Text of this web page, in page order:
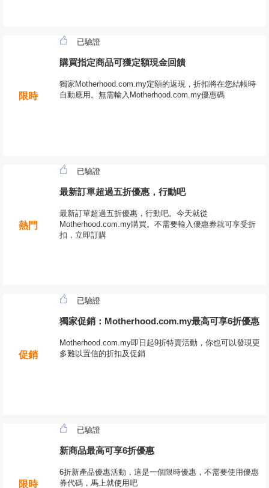
限時
已驗證
購買指定商品可獲定額現金回饋
獨家Motherhood.com.my定額的返現，折扣將在您結帳時
自動應用。無需輸入Motherhood.com.my優惠碼
熱門
已驗證
最新訂單超過五折優惠，行動吧
最新訂單超過五折優惠，行動吧。今天就從
Motherhood.com.my購買。不需要輸入優惠券就可享受折
扣，立即訂購
促銷
已驗證
獨家促銷：Motherhood.com.my最高可享6折優惠
Motherhood.com.my即日起9折特賣活動，你也可以發現更
多難以置信的折扣及促銷
限時
已驗證
新商品最高可享6折優惠
6折新產品優惠活動，這是一個限時優惠，不需要使用優惠
券代碼，馬上就使用吧